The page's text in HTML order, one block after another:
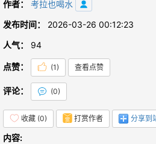
作者： 考拉也喝水
发布时间：
2026-03-26 00:12:23
人气：
94
点赞： (1) 查看点赞
评论： (0)
收藏 (0) 打赏作者 分享到
内容: